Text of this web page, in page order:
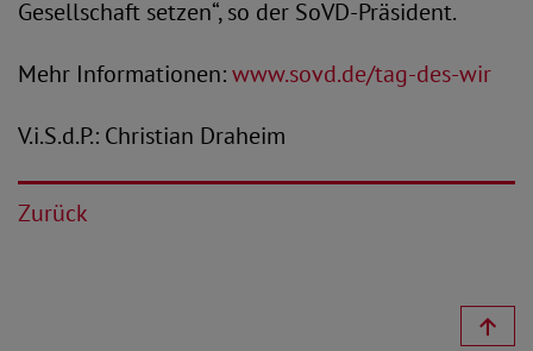
Gesellschaft setzen“, so der SoVD-Präsident.
Mehr Informationen:www.sovd.de/tag-des-wir
V.i.S.d.P.: Christian Draheim
Zurück